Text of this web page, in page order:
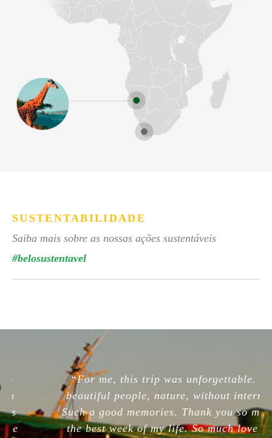
SUSTENTABILIDADE
Saiba mais sobre as nossas ações sustentáveis
#belosustentavel
“For me, this trip was unforgettable. So
beautiful people, nature, without internet.
Such a good memories. Thank you so much,
the best week of my life. So much love for